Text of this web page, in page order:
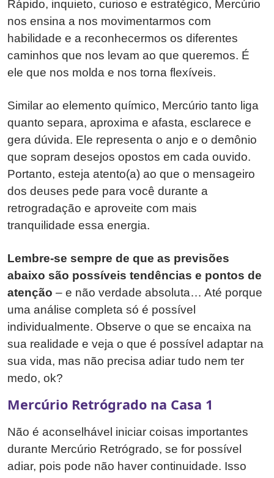
Rápido, inquieto, curioso e estratégico, Mercúrio
nos ensina a nos movimentarmos com
habilidade e a reconhecermos os diferentes
caminhos que nos levam ao que queremos. É
ele que nos molda e nos torna flexíveis.
Similar ao elemento químico, Mercúrio tanto liga
quanto separa, aproxima e afasta, esclarece e
gera dúvida. Ele representa o anjo e o demônio
que sopram desejos opostos em cada ouvido.
Portanto, esteja atento(a) ao que o mensageiro
dos deuses pede para você durante a
retrogradação e aproveite com mais
tranquilidade essa energia.
Lembre-se sempre de que as previsões
abaixo são possíveis tendências e pontos de
atenção – e não verdade absoluta… Até porque
uma análise completa só é possível
individualmente. Observe o que se encaixa na
sua realidade e veja o que é possível adaptar na
sua vida, mas não precisa adiar tudo nem ter
medo, ok?
Mercúrio Retrógrado na Casa 1
Não é aconselhável iniciar coisas importantes
durante Mercúrio Retrógrado, se for possível
adiar, pois pode não haver continuidade. Isso